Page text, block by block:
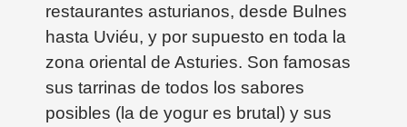
restaurantes asturianos, desde Bulnes
hasta Uviéu, y por supuesto en toda la
zona oriental de Asturies. Son famosas
sus tarrinas de todos los sabores
posibles (la de yogur es brutal) y sus